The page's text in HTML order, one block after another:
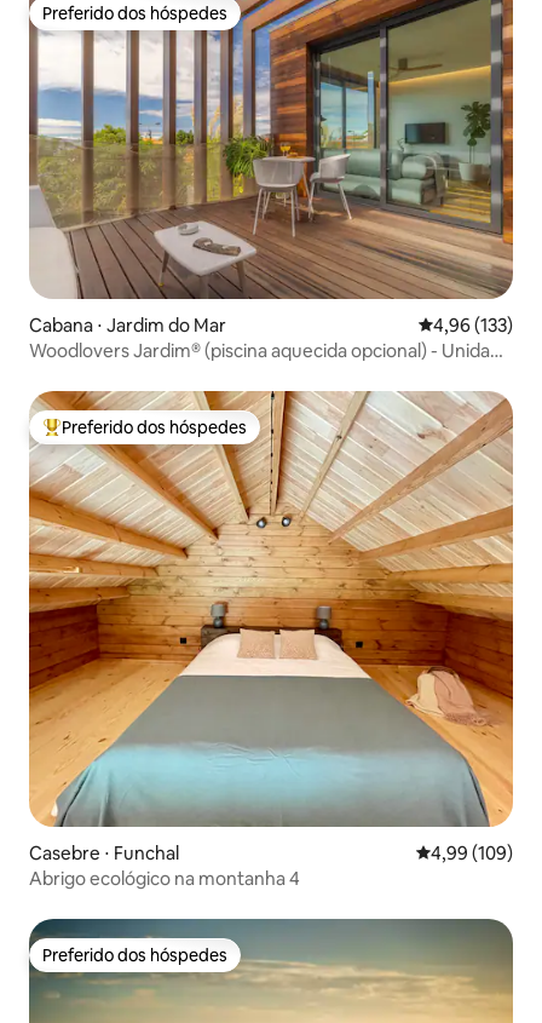
Preferido dos hóspedes
Preferido dos hóspedes
Cabana ⋅ Jardim do Mar 4,96 de uma
4,96 (133)
Woodlovers Jardim® (piscina aquecida opcional) - Unidade
Entre os melhores preferidos dos hóspedes
Preferido dos hóspedes
Casebre ⋅ Funchal 4,99 de uma
4,99 (109)
Abrigo ecológico na montanha 4
Preferido dos hóspedes
Preferido dos hóspedes